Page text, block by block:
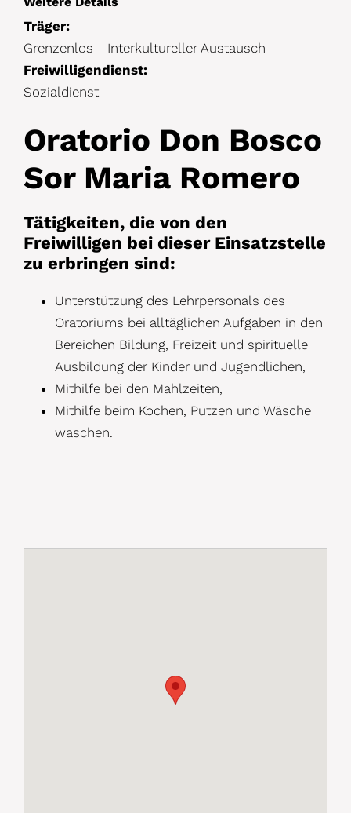
Träger:
Grenzenlos - Interkultureller Austausch
Freiwilligendienst:
Sozialdienst
Oratorio Don Bosco
Sor Maria Romero
Tätigkeiten, die von den
Freiwilligen bei dieser Einsatzstelle
zu erbringen sind:
Unterstützung des Lehrpersonals des
Oratoriums bei alltäglichen Aufgaben in den
Bereichen Bildung, Freizeit und spirituelle
Ausbildung der Kinder und Jugendlichen,
Mithilfe bei den Mahlzeiten,
Mithilfe beim Kochen, Putzen und Wäsche
waschen.